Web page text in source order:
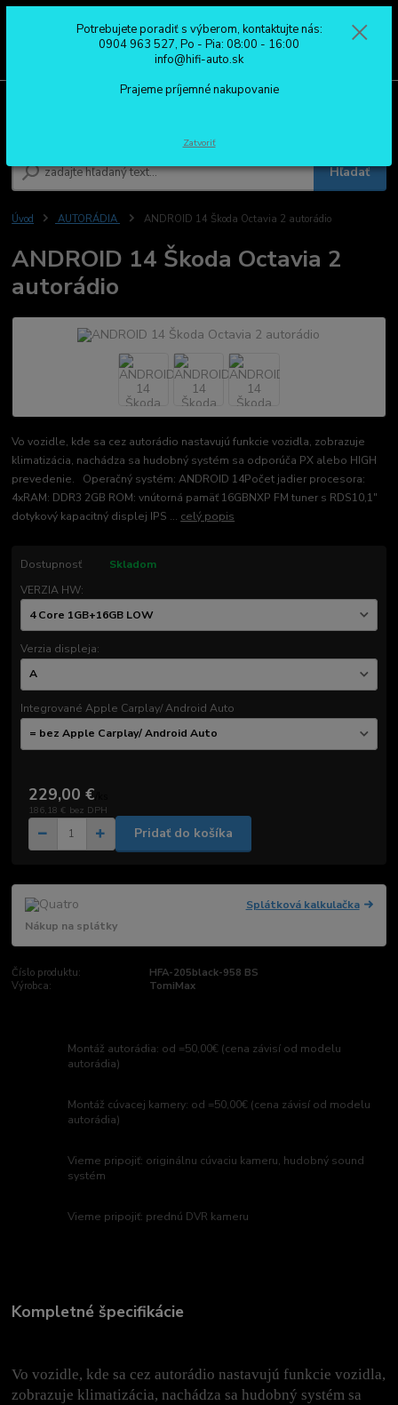
Hľadať
0904 963 527
Po - Pia: 08:00 - 16:00
Úvod AUTORÁDIA ANDROID 14 Škoda Octavia 2 autorádio
ANDROID 14 Škoda Octavia 2
autorádio
Vo vozidle, kde sa cez autorádio nastavujú funkcie vozidla, zobrazuje
klimatizácia, nachádza sa hudobný systém sa odporúča PX alebo HIGH
prevedenie. Operačný systém: ANDROID 14Počet jadier procesora:
4xRAM: DDR3 2GB ROM: vnútorná pamäť 16GBNXP FM tuner s RDS10,1"
dotykový kapacitný displej IPS ... celý popis
Dostupnosť
Skladom
VERZIA HW:
Verzia displeja:
Integrované Apple Carplay/ Android Auto
229,00 €
186,18 € bez DPH
Pridať do košíka
Splátková kalkulačka
Nákup na splátky
Číslo produktu:
HFA-205black-958 BS
Výrobca:
TomiMax
Montáž autorádia: od =50,00€ (cena závisí od modelu
autorádia)
Montáž cúvacej kamery: od =50,00€ (cena závisí od modelu
autorádia)
Vieme pripojiť: originálnu cúvaciu kameru, hudobný sound
systém
Vieme pripojiť: prednú DVR kameru
Kompletné špecifikácie
Vo vozidle, kde sa cez autorádio nastavujú funkcie vozidla,
zobrazuje klimatizácia, nachádza sa hudobný systém sa
Potrebujete poradiť s výberom, kontaktujte nás:
0904 963 527, Po - Pia: 08:00 - 16:00
info@hifi-auto.sk
Prajeme príjemné nakupovanie
Zatvoriť